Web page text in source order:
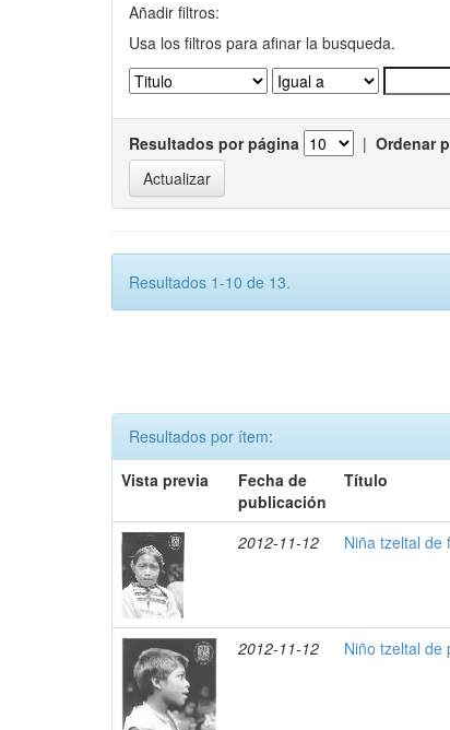
Añadir filtros:
Usa los filtros para afinar la busqueda.
Resultados por página | Ordenar
Resultados 1-10 de 13.
Resultados por ítem:
Vista previa
Fecha de
publicación
Título
2012-11-12 Niña tzeltal de
2012-11-12 Niño tzeltal de